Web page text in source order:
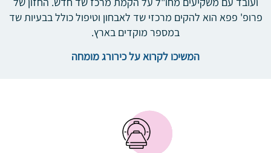
פרופ' פפא הוא להקים מרכזי שד לאבחון וטיפול כולל בבעיות שד
במספר מוקדים בארץ.
המשיכו לקרוא על כירורג מומחה